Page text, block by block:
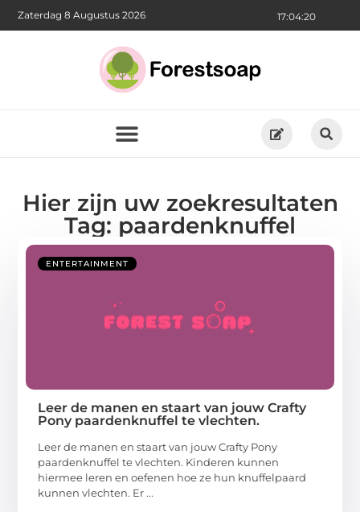
17:04:21
Zaterdag 8 Augustus 2026
Hier zijn uw zoekresultaten
Tag: paardenknuffel
ENTERTAINMENT
Leer de manen en staart van jouw Crafty
Pony paardenknuffel te vlechten.
Leer de manen en staart van jouw Crafty Pony
paardenknuffel te vlechten. Kinderen kunnen
hiermee leren en oefenen hoe ze hun knuffelpaard
kunnen vlechten. Er ...